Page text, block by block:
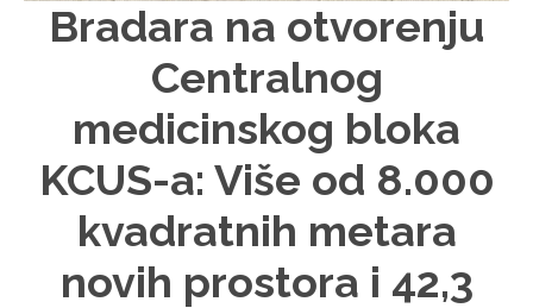
Bradara na otvorenju
Centralnog
medicinskog bloka
KCUS-a: Više od 8.000
kvadratnih metara
novih prostora i 42,3